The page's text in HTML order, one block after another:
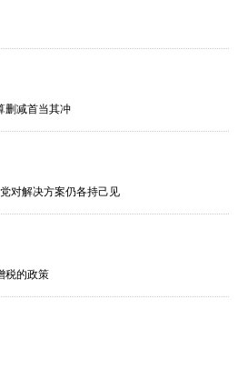
删减首当其冲
对解决方案仍各持己见
税的政策